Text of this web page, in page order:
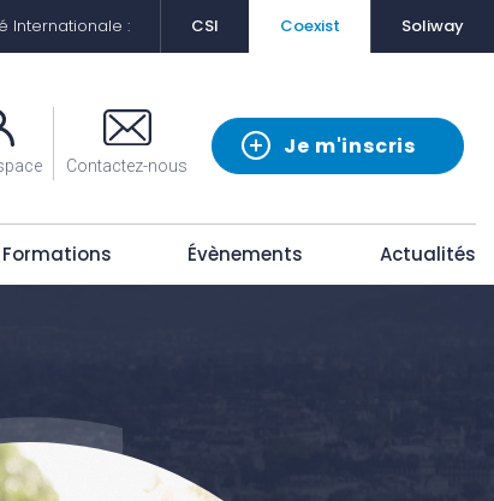
Internationale : CSI Coexist Soliway
Je m'inscris
Contactez-nous
Formations Évènements Actualités